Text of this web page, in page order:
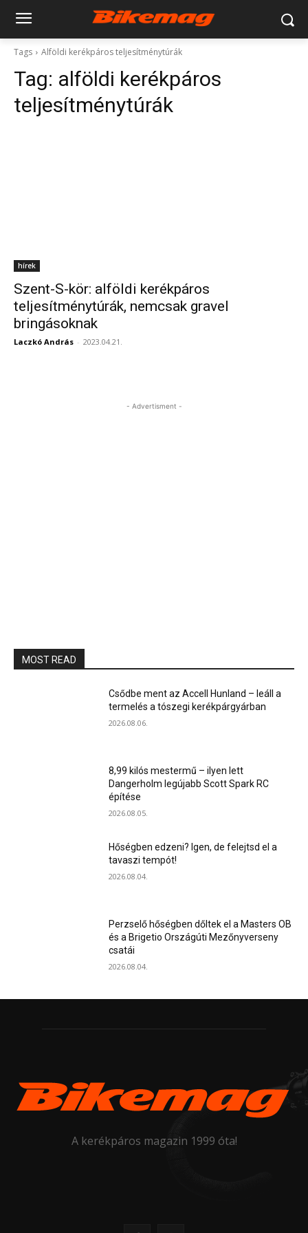
Tags Alföldi kerékpáros teljesítménytúrák
Tag: alföldi kerékpáros
teljesítménytúrák
hírek
Szent-S-kör: alföldi kerékpáros
teljesítménytúrák, nemcsak gravel
bringásoknak
Laczkó András - 2023.04.21.
- Advertisment -
MOST READ
Csődbe ment az Accell Hunland – leáll a
termelés a tószegi kerékpárgyárban
2026.08.06.
8,99 kilós mestermű – ilyen lett
Dangerholm legújabb Scott Spark RC
építése
2026.08.05.
Hőségben edzeni? Igen, de felejtsd el a
tavaszi tempót!
2026.08.04.
Perzselő hőségben dőltek el a Masters OB
és a Brigetio Országúti Mezőnyverseny
csatái
2026.08.04.
A kerékpáros magazin 1999 óta!